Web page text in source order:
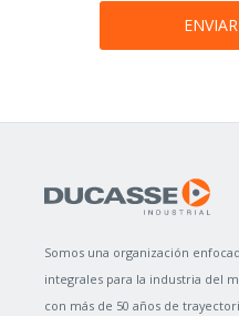
Somos una organización
integrales para la industria del
con más de 50 años de